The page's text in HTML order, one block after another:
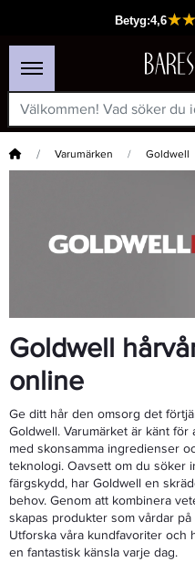
Hem Varumärken Goldwell
Goldwell
online
Ge ditt hår den omsorg det
Goldwell. Varumärket är känt
med skonsamma ingredienser
teknologi. Oavsett om du söker
färgskydd, har Goldwell en
behov. Genom att kombinera
skapas produkter som vårdar
Utforska våra kundfavoriter och
en fantastisk känsla varje dag.